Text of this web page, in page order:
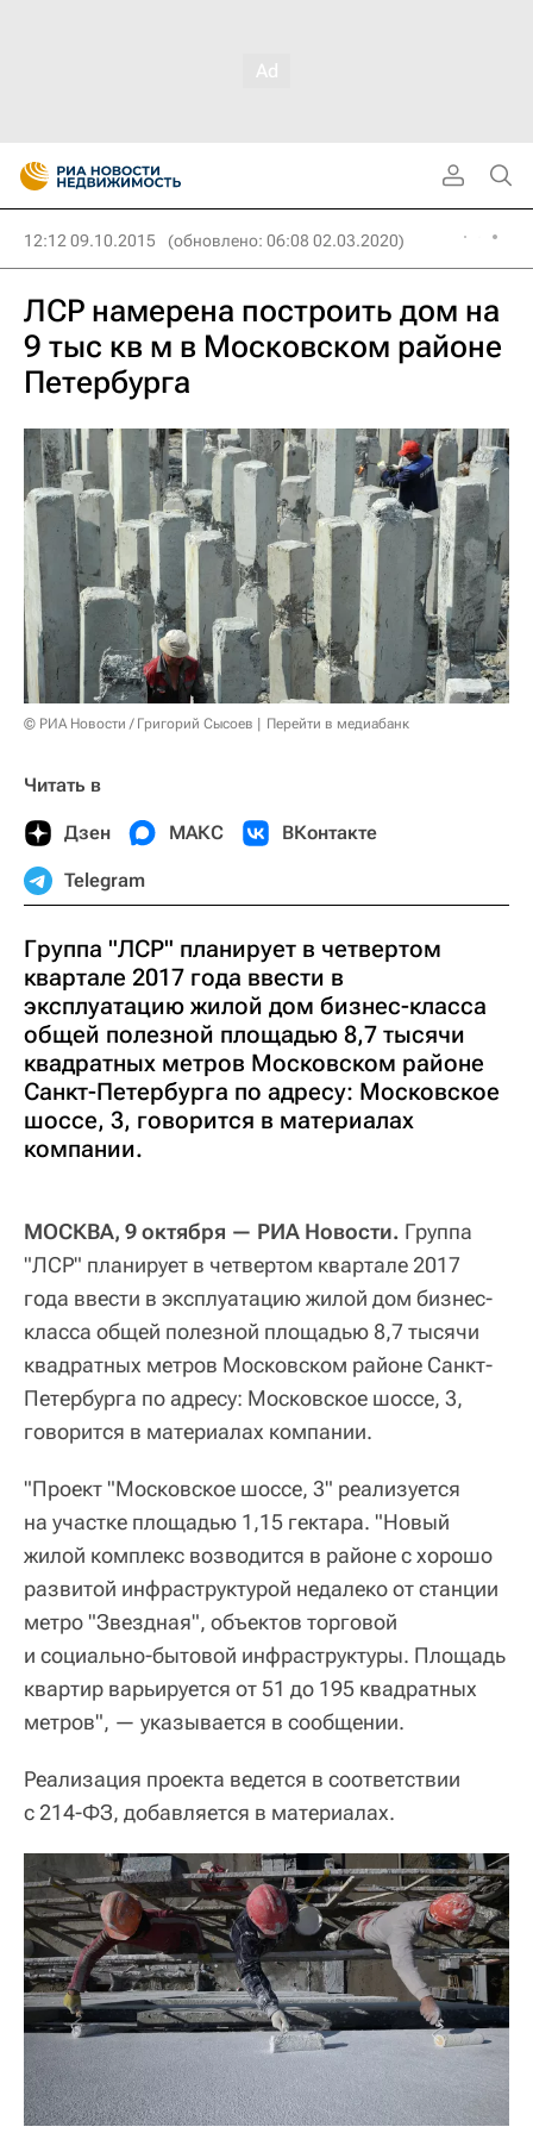
12:12 09.10.2015 (обновлено: 06:08 02.03.2020)
ЛСР намерена построить дом на
9 тыс кв м в Московском районе
Петербурга
© РИА Новости / Григорий Сысоев Перейти в медиабанк
Читать в
Дзен МАКС ВКонтакте
Telegram
Группа "ЛСР" планирует в четвертом
квартале 2017 года ввести в
эксплуатацию жилой дом бизнес-класса
общей полезной площадью 8,7 тысячи
квадратных метров Московском районе
Санкт-Петербурга по адресу: Московское
шоссе, 3, говорится в материалах
компании.
МОСКВА, 9 октября — РИА Новости. Группа
"ЛСР" планирует в четвертом квартале 2017
года ввести в эксплуатацию жилой дом бизнес-
класса общей полезной площадью 8,7 тысячи
квадратных метров Московском районе Санкт-
Петербурга по адресу: Московское шоссе, 3,
говорится в материалах компании.
"Проект "Московское шоссе, 3" реализуется
на участке площадью 1,15 гектара. "Новый
жилой комплекс возводится в районе с хорошо
развитой инфраструктурой недалеко от станции
метро "Звездная", объектов торговой
и социально-бытовой инфраструктуры. Площадь
квартир варьируется от 51 до 195 квадратных
метров", — указывается в сообщении.
Реализация проекта ведется в соответствии
с 214-ФЗ, добавляется в материалах.